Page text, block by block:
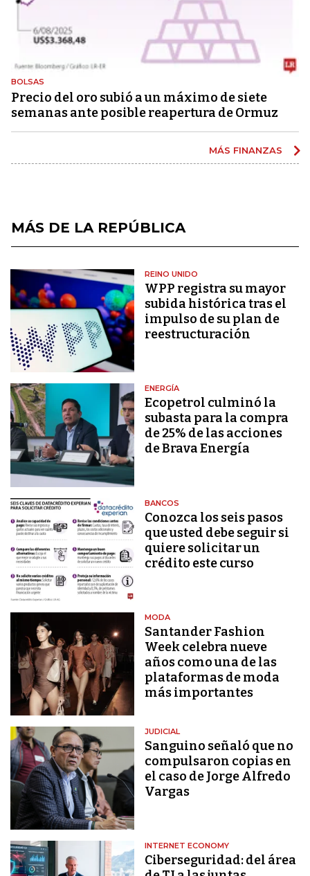
BOLSAS
Precio del oro subió a un máximo de siete
semanas ante posible reapertura de Ormuz
MÁS FINANZAS
MÁS DE LA REPÚBLICA
REINO UNIDO
WPP registra su mayor
subida histórica tras el
impulso de su plan de
reestructuración
ENERGÍA
Ecopetrol culminó la
subasta para la compra
de 25% de las acciones
de Brava Energía
BANCOS
Conozca los seis pasos
que usted debe seguir si
quiere solicitar un
crédito este curso
MODA
Santander Fashion
Week celebra nueve
años como una de las
plataformas de moda
más importantes
JUDICIAL
Sanguino señaló que no
compulsaron copias en
el caso de Jorge Alfredo
Vargas
INTERNET ECONOMY
Ciberseguridad: del área